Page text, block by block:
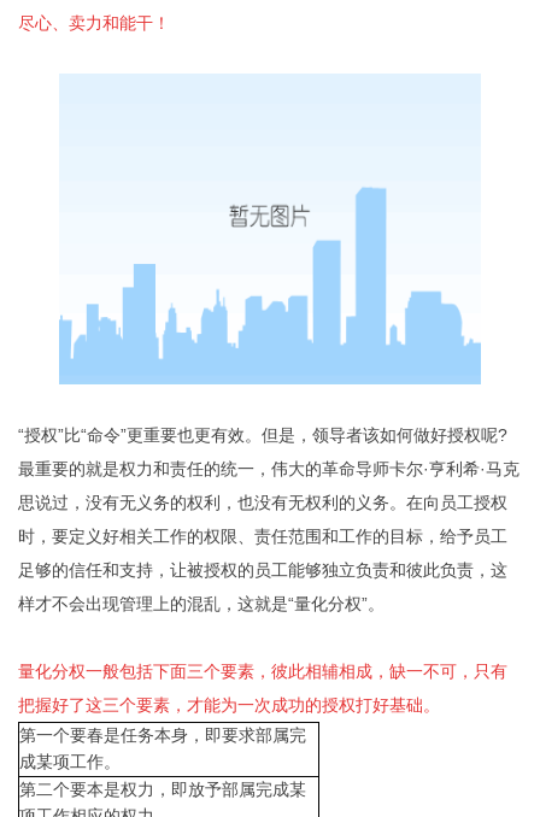
尽心、卖力和能干！
“授权”比“命令”更重要也更有效。但是，领导者该如何做好授权呢?
最重要的就是权力和责任的统一，伟大的革命导师卡尔·亨利希·马克
思说过，没有无义务的权利，也没有无权利的义务。在向员工授权
时，要定义好相关工作的权限、责任范围和工作的目标，给予员工
足够的信任和支持，让被授权的员工能够独立负责和彼此负责，这
样才不会出现管理上的混乱，这就是“量化分权”。
量化分权一般包括下面三个要素，彼此相辅相成，缺一不可，只有
把握好了这三个要素，才能为一次成功的授权打好基础。
第一个要春是任务本身，即要求部属完
成某项工作。
第二个要本是权力，即放予部属完成某